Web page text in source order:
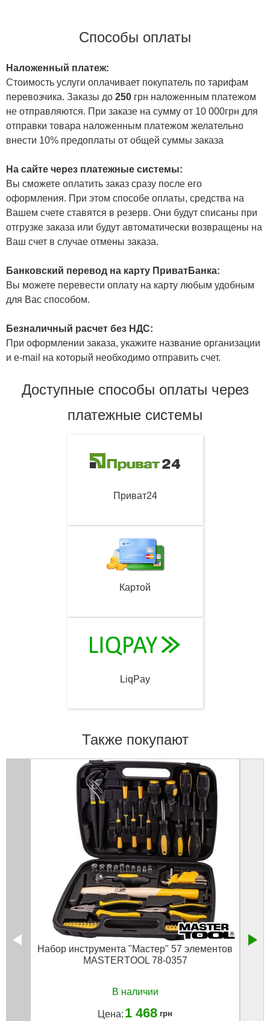
Способы оплаты
Наложенный платеж:
Стоимость услуги оплачивает покупатель по тарифам
перевозчика. Заказы до 250 грн наложенным платежом
не отправляются. При заказе на сумму от 10 000грн для
отправки товара наложенным платежом желательно
внести 10% предоплаты от общей суммы заказа
На сайте через платежные системы:
Вы сможете оплатить заказ сразу после его
оформления. При этом способе оплаты, средства на
Вашем счете ставятся в резерв. Они будут списаны при
отгрузке заказа или будут автоматически возвращены на
Ваш счет в случае отмены заказа.
Банковский перевод на карту ПриватБанка:
Вы можете перевести оплату на карту любым удобным
для Вас способом.
Безналичный расчет без НДС:
При оформлении заказа, укажите название организации
и e-mail на который необходимо отправить счет.
Доступные способы оплаты через
платежные системы
Приват24
Картой
LiqPay
Также покупают
Набор инструмента "Мастер" 57 элементов
MASTERTOOL 78-0357
В наличии
Цена: 1 468 грн